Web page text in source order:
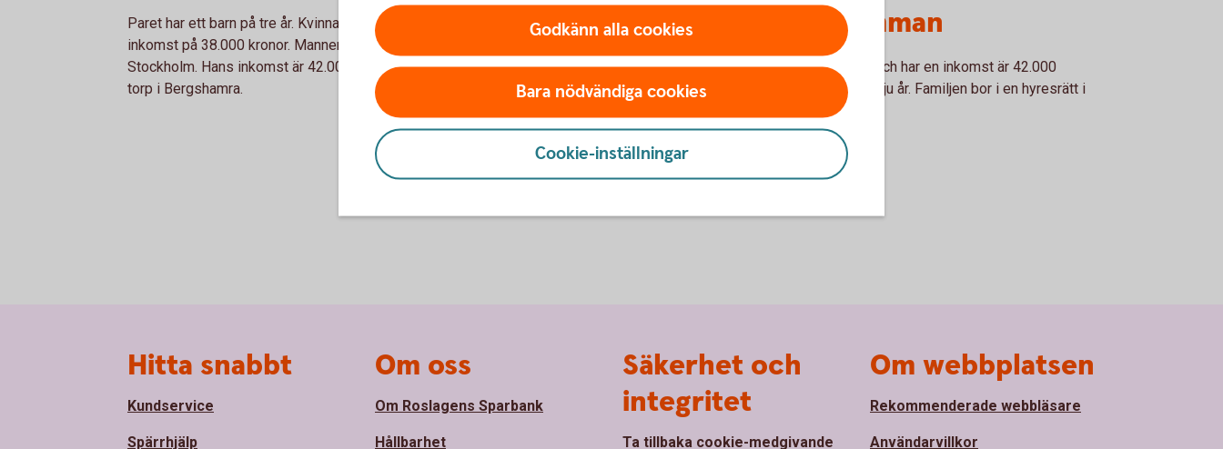
Paret har ett barn på tre år. Kvinnan jobbar som plattsättare på NCC med en
inkomst på 38.000 kronor. Mannen jobbar på RFSL:s huvudkontor i
Stockholm. Hans inkomst är 42.000 kronor. Familjen bor i ett nyrenoverat
torp i Bergshamra.
Ensamstående mamman
Mamman jobbar som polis i kommunen och har en inkomst är 42.000
kronor. Hon har två barn som är fyra och sju år. Familjen bor i en hyresrätt i
Godkänn alla cookies
Bara nödvändiga cookies
Cookie-inställningar
Hitta snabbt
Kundservice
Spärrhjälp
Om oss
Om Roslagens Sparbank
Hållbarhet
Säkerhet och
integritet
Ta tillbaka cookie-medgivande
Om webbplatsen
Rekommenderade webbläsare
Användarvillkor